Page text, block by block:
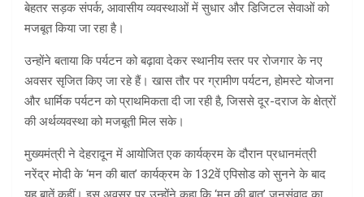
बेहतर सड़क संपर्क, आवासीय व्यवस्थाओं में सुधार और डिजिटल सेवाओं को
मजबूत किया जा रहा है।
उन्होंने बताया कि पर्यटन को बढ़ावा देकर स्थानीय स्तर पर रोजगार के नए
अवसर सृजित किए जा रहे हैं। खास तौर पर ग्रामीण पर्यटन, होमस्टे योजना
और धार्मिक पर्यटन को प्राथमिकता दी जा रही है, जिससे दूर-दराज के क्षेत्रों
की अर्थव्यवस्था को मजबूती मिल सके।
मुख्यमंत्री ने देहरादून में आयोजित एक कार्यक्रम के दौरान प्रधानमंत्री
नरेंद्र मोदी के ‘मन की बात’ कार्यक्रम के 132वें एपिसोड को सुनने के बाद